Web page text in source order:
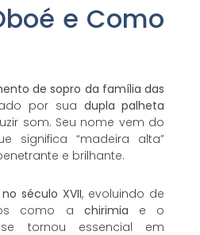
e Como
de sopro da família das
por sua dupla palheta
som. Seu nome vem do
significa “madeira alta”
e brilhante.
século XVII, evoluindo de
como a chirimia e o
tornou essencial em